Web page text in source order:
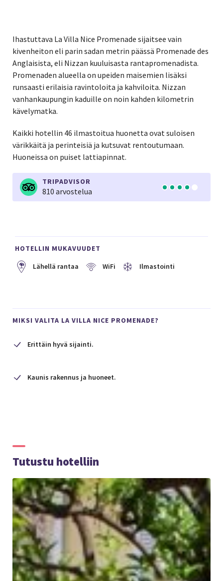
Ihastuttava La Villa Nice Promenade sijaitsee vain
kivenheiton eli parin sadan metrin päässä Promenade des
Anglaisista, eli Nizzan kuuluisasta rantapromenadista.
Promenaden alueella on upeiden maisemien lisäksi
runsaasti erilaisia ravintoloita ja kahviloita. Nizzan
vanhankaupungin kaduille on noin kahden kilometrin
kävelymatka.
Kaikki hotellin 46 ilmastoitua huonetta ovat suloisen
värikkäitä ja perinteisiä ja kutsuvat rentoutumaan.
Huoneissa on puiset lattiapinnat.
TRIPADVISOR
810 arvostelua
HOTELLIN MUKAVUUDET
Lähellä rantaa
WiFi Ilmastointi
MIKSI VALITA LA VILLA NICE PROMENADE?
Erittäin hyvä sijainti.
Kaunis rakennus ja huoneet.
Tutustu hotelliin